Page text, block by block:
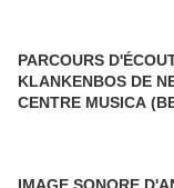
PARCOURS
KLANKENBOS DE
CENTRE MUSICA